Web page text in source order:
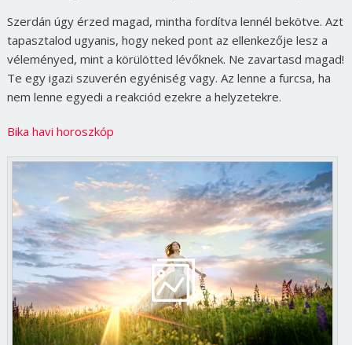
Szerdán úgy érzed magad, mintha fordítva lennél bekötve. Azt
tapasztalod ugyanis, hogy neked pont az ellenkezője lesz a
véleményed, mint a körülötted lévőknek. Ne zavartasd magad!
Te egy igazi szuverén egyéniség vagy. Az lenne a furcsa, ha
nem lenne egyedi a reakciód ezekre a helyzetekre.
Bika havi horoszkóp